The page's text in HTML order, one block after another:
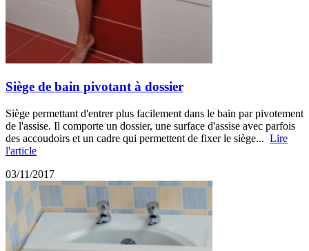
Siège de bain pivotant à dossier
Siège permettant d'entrer plus facilement dans le bain par pivotement
de l'assise. Il comporte un dossier, une surface d'assise avec parfois
des accoudoirs et un cadre qui permettent de fixer le siège... Lire
l'article
03/11/2017